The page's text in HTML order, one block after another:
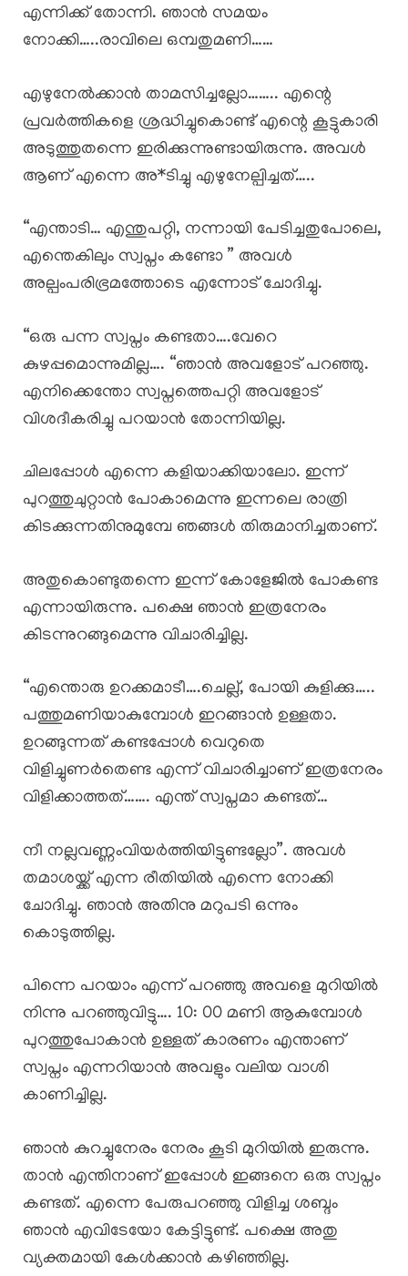
എന്നിക്ക് തോന്നി. ഞാൻ സമയം
നോക്കി…..രാവിലെ ഒമ്പതുമണി……
എഴുനേൽക്കാൻ താമസിച്ചല്ലോ…….. എന്റെ
പ്രവർത്തികളെ ശ്രദ്ധിച്ചുകൊണ്ട് എന്റെ കൂട്ടുകാരി
അടുത്തുതന്നെ ഇരിക്കുന്നുണ്ടായിരുന്നു. അവൾ
ആണ് എന്നെ അ*ടിച്ചു എഴുനേല്പിച്ചത്…..
“എന്താടി… എന്തുപറ്റി, നന്നായി പേടിച്ചതുപോലെ,
എന്തെകിലും സ്വപ്നം കണ്ടോ ” അവൾ
അല്പംപരിഭ്രമത്തോടെ എന്നോട് ചോദിച്ചു.
“ഒരു പന്ന സ്വപ്നം കണ്ടതാ….വേറെ
കുഴപ്പമൊന്നുമില്ല…. “ഞാൻ അവളോട്‌ പറഞ്ഞു.
എനിക്കെന്തോ സ്വപ്നത്തെപറ്റി അവളോട്
വിശദീകരിച്ചു പറയാൻ തോന്നിയില്ല.
ചിലപ്പോൾ എന്നെ കളിയാക്കിയാലോ. ഇന്ന്
പുറത്തുചുറ്റാൻ പോകാമെന്നു ഇന്നലെ രാത്രി
കിടക്കുന്നതിനുമുമ്പേ ഞങ്ങൾ തിരുമാനിച്ചതാണ്.
അതുകൊണ്ടുതന്നെ ഇന്ന് കോളേജിൽ പോകണ്ട
എന്നായിരുന്നു. പക്ഷെ ഞാൻ ഇത്രനേരം
കിടന്നുറങ്ങുമെന്നു വിചാരിച്ചില്ല.
“എന്തൊരു ഉറക്കമാടീ….ചെല്ല്, പോയി കുളിക്കു…..
പത്തുമണിയാകുമ്പോൾ ഇറങ്ങാൻ ഉള്ളതാ.
ഉറങ്ങുന്നത് കണ്ടപ്പോൾ വെറുതെ
വിളിച്ചുണർതെണ്ട എന്ന് വിചാരിച്ചാണ് ഇത്രനേരം
വിളിക്കാത്തത്……. എന്ത് സ്വപ്നമാ കണ്ടത്…
നീ നല്ലവണ്ണംവിയർത്തിയിട്ടുണ്ടല്ലോ”. അവൾ
തമാശയ്ക്ക് എന്ന രീതിയിൽ എന്നെ നോക്കി
ചോദിച്ചു. ഞാൻ അതിനു മറുപടി ഒന്നും
കൊടുത്തില്ല.
പിന്നെ പറയാം എന്ന് പറഞ്ഞു അവളെ മുറിയിൽ
നിന്നു പറഞ്ഞുവിട്ടു…. 10: 00 മണി ആകുമ്പോൾ
പുറത്തുപോകാൻ ഉള്ളത് കാരണം എന്താണ്
സ്വപ്നം എന്നറിയാൻ അവളും വലിയ വാശി
കാണിച്ചില്ല.
ഞാൻ കുറച്ചുനേരം നേരം കൂടി മുറിയിൽ ഇരുന്നു.
താൻ എന്തിനാണ് ഇപ്പോൾ ഇങ്ങനെ ഒരു സ്വപ്നം
കണ്ടത്. എന്നെ പേരുപറഞ്ഞു വിളിച്ച ശബ്ദം
ഞാൻ എവിടേയോ കേട്ടിട്ടുണ്ട്. പക്ഷെ അതു
വ്യക്തമായി കേൾക്കാൻ കഴിഞ്ഞില്ല.